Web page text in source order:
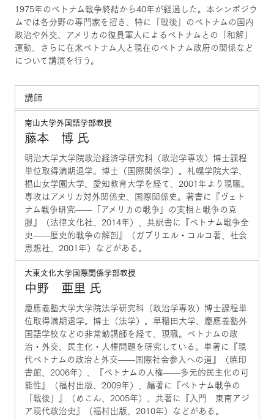
1975年のベトナム戦争終結から40年が経過した。本シンポジウ
ムでは各分野の専門家を招き、特に「戦後」のベトナムの国内
政治や外交、アメリカの復員軍人によるベトナムとの「和解」
運動、さらに在米ベトナム人と現在のベトナム政府の関係など
について講演を行う。
講師
南山大学外国語学部教授
藤本 博 氏
明治大学大学院政治経済学研究科（政治学専攻）博士課程
単位取得満期退学。博士（国際関係学）。札幌学院大学、
椙山女学園大学、愛知教育大学を経て、2001年より現職。
専攻はアメリカ対外関係史、国際関係史。著書に『ヴェト
ナム戦争研究——「アメリカの戦争」の実相と戦争の克
服』（法律文化社、2014年）、共訳書に『ベトナム戦争全
史——歴史的戦争の解剖』（ガブリエル・コルコ著、社会
思想社、2001年）などがある。
大東文化大学国際関係学部教授
中野 亜里 氏
慶應義塾大学大学院法学研究科（政治学専攻）博士課程単
位取得満期退学。博士（法学）。早稲田大学、慶應義塾外
国語学校などの非常勤講師を経て、現職。ベトナムの政
治・外交、民主化・人権問題を研究している。単著に『現
代ベトナムの政治と外交——国際社会参入への道』（暁印
書館、2006年）、『ベトナムの人権——多元的民主化の可
能性』（福村出版、2009年）、編著に『ベトナム戦争の
「戦後」』（めこん、2005年）、共著に『入門 東南アジ
ア現代政治史』（福村出版、2010年）などがある。